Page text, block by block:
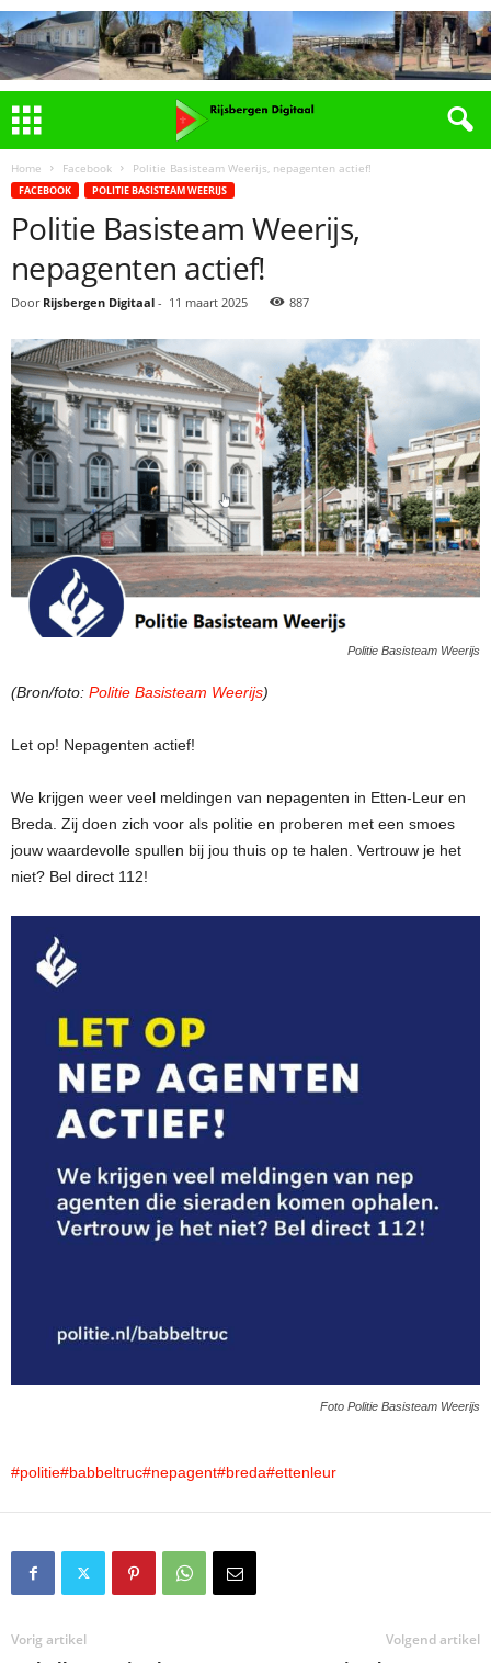
Home Facebook Politie Basisteam Weerijs, nepagenten actief!
FACEBOOK POLITIE BASISTEAM WEERIJS
Politie Basisteam Weerijs,
nepagenten actief!
Door Rijsbergen Digitaal - 11 maart 2025 887
Politie Basisteam Weerijs
(Bron/foto: Politie Basisteam Weerijs)
Let op! Nepagenten actief!
We krijgen weer veel meldingen van nepagenten in Etten-Leur en
Breda. Zij doen zich voor als politie en proberen met een smoes
jouw waardevolle spullen bij jou thuis op te halen. Vertrouw je het
niet? Bel direct 112!
Foto Politie Basisteam Weerijs
#politie#babbeltruc#nepagent#breda#ettenleur
Vorig artikel Volgend artikel